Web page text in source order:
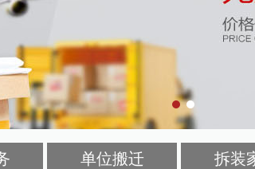
单位搬迁 拆装